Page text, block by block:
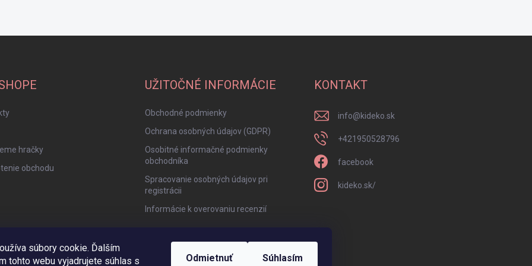
súbory cookie. Ďalším
tohto webu vyjadrujete súhlas s
Odmietnuť Súhlasím
hračky
obchodu
UŽITOČNÉ INFORMÁCIE
Obchodné podmienky
Ochrana osobných údajov (GDPR)
Osobitné informačné podmienky
obchodníka
Spracovanie osobných údajov pri
registrácii
Informácie k overovaniu recenzií
KONTAKT
info@kideko.sk
+421950528796
facebook
kideko.sk/